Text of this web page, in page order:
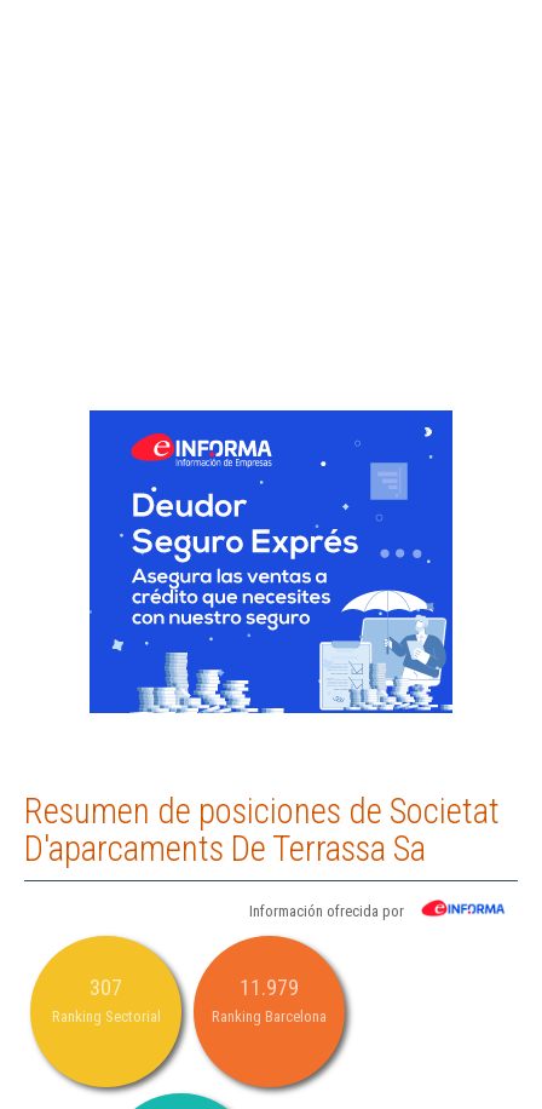
Resumen de posiciones de Societat
D'aparcaments De Terrassa Sa
Información ofrecida por
307
Ranking Sectorial
11.979
Ranking Barcelona